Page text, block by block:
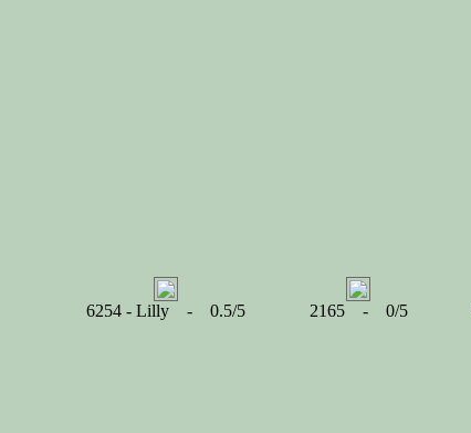
6254 - Lilly - 0.5/5 2165 - 0/5